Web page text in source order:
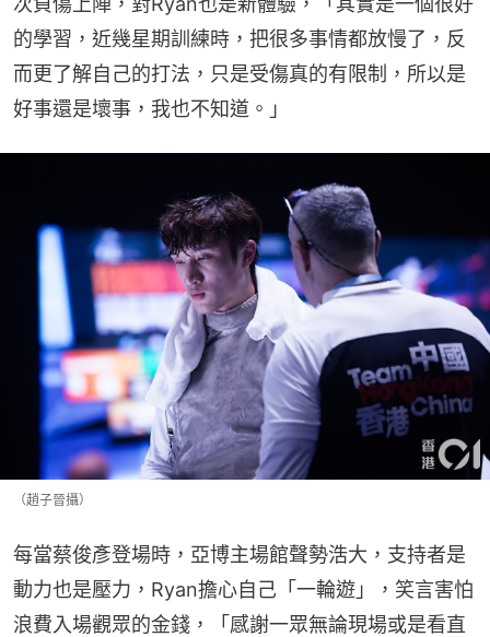
的學習，近幾星期訓練時，把很多事情都放慢了，反
而更了解自己的打法，只是受傷真的有限制，所以是
好事還是壞事，我也不知道。」
（趙子晉攝）
每當蔡俊彥登場時，亞博主場館聲勢浩大，支持者是
動力也是壓力，Ryan擔心自己「一輪遊」，笑言害怕
浪費入場觀眾的金錢，「感謝一眾無論現場或是看直